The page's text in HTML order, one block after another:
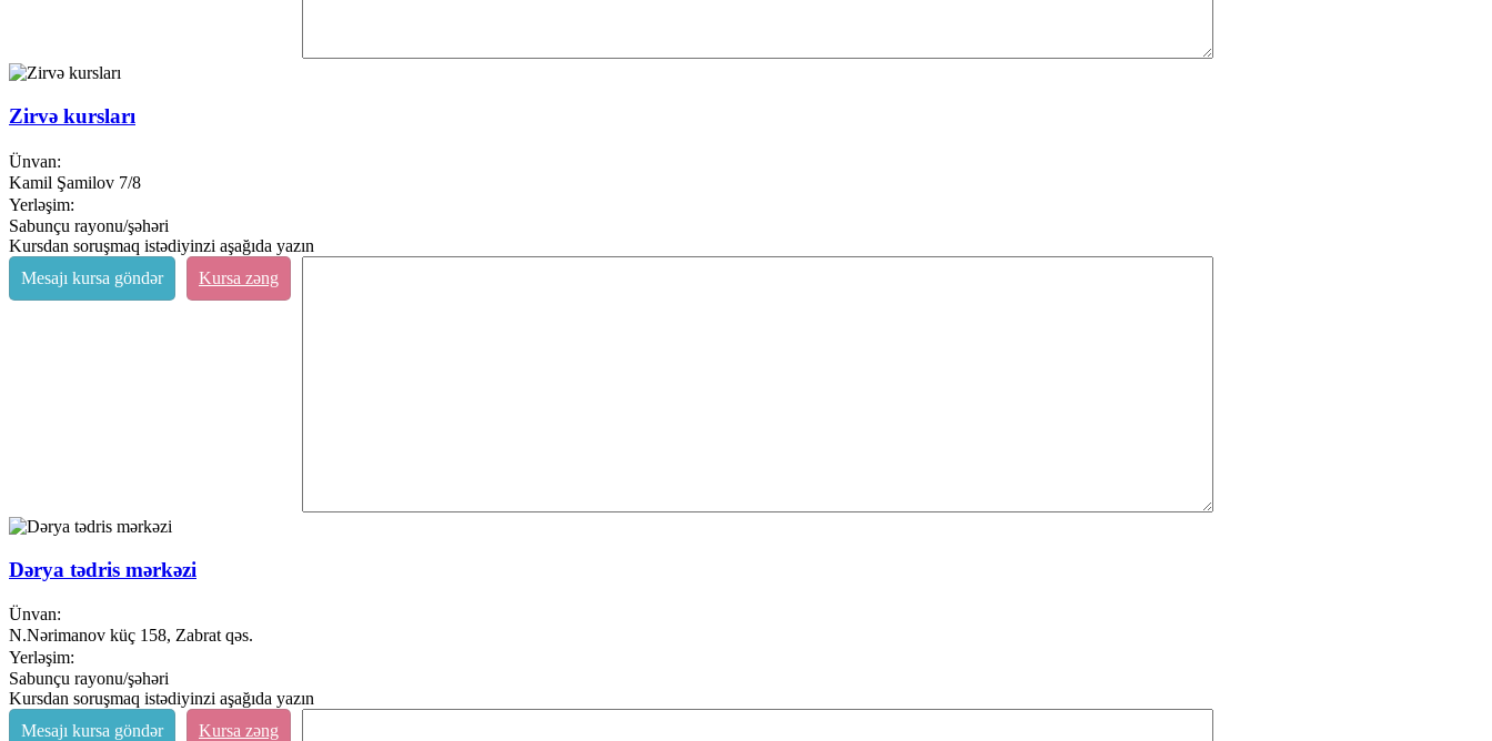
Zirvə kursları
Ünvan:
Kamil Şamilov 7/8
Yerləşim:
Sabunçu rayonu/şəhəri
Kursdan soruşmaq istədiyinzi aşağıda yazın
Mesajı kursa göndər
Kursa zəng
Dərya tədris mərkəzi
Ünvan:
N.Nərimanov küç 158, Zabrat qəs.
Yerləşim:
Sabunçu rayonu/şəhəri
Kursdan soruşmaq istədiyinzi aşağıda yazın
Mesajı kursa göndər
Kursa zəng